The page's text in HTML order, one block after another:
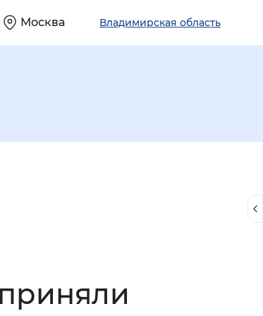
Москва Владимирская область